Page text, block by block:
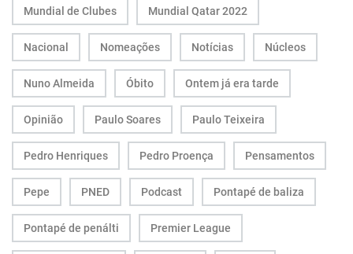
Mundial de Clubes Mundial Qatar 2022
Nacional Nomeações Notícias Núcleos
Nuno Almeida Óbito Ontem já era tarde
Opinião Paulo Soares Paulo Teixeira
Pedro Henriques Pedro Proença Pensamentos
Pepe PNED Podcast Pontapé de baliza
Pontapé de penálti Premier League